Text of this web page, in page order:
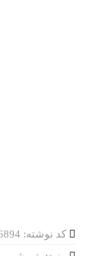
کد نوشته: 6894